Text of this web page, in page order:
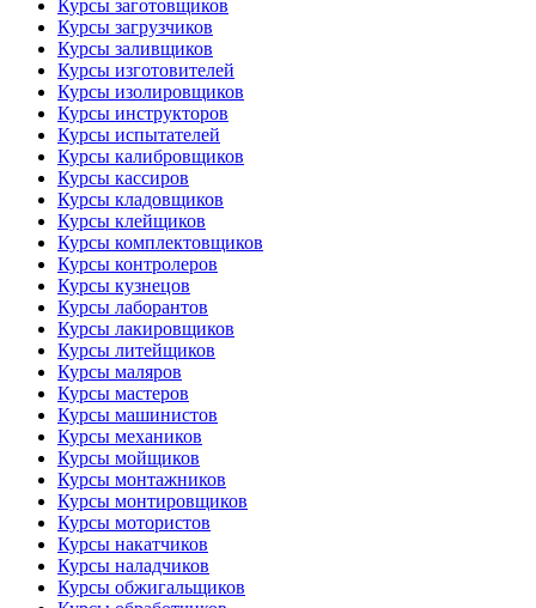
Курсы заготовщиков
Курсы загрузчиков
Курсы заливщиков
Курсы изготовителей
Курсы изолировщиков
Курсы инструкторов
Курсы испытателей
Курсы калибровщиков
Курсы кассиров
Курсы кладовщиков
Курсы клейщиков
Курсы комплектовщиков
Курсы контролеров
Курсы кузнецов
Курсы лаборантов
Курсы лакировщиков
Курсы литейщиков
Курсы маляров
Курсы мастеров
Курсы машинистов
Курсы механиков
Курсы мойщиков
Курсы монтажников
Курсы монтировщиков
Курсы мотористов
Курсы накатчиков
Курсы наладчиков
Курсы обжигальщиков